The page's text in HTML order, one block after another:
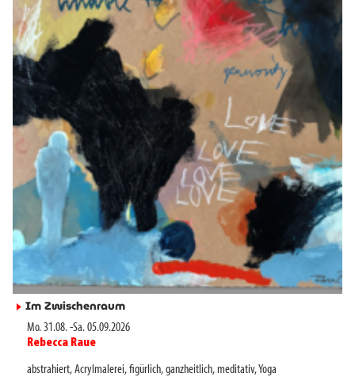
► Im Zwischenraum
Mo. 31.08.-Sa. 05.09.2026
Rebecca Raue
abstrahiert,Acrylmalerei,figürlich,ganzheitlich,meditativ,Yoga